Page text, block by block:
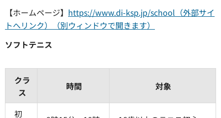
【ホームページ】 https://www.di-ksp.jp/school（外部サイ
トへリンク）（別ウィンドウで開きます）
ソフトテニス
クラ
ス
時間 対象
初